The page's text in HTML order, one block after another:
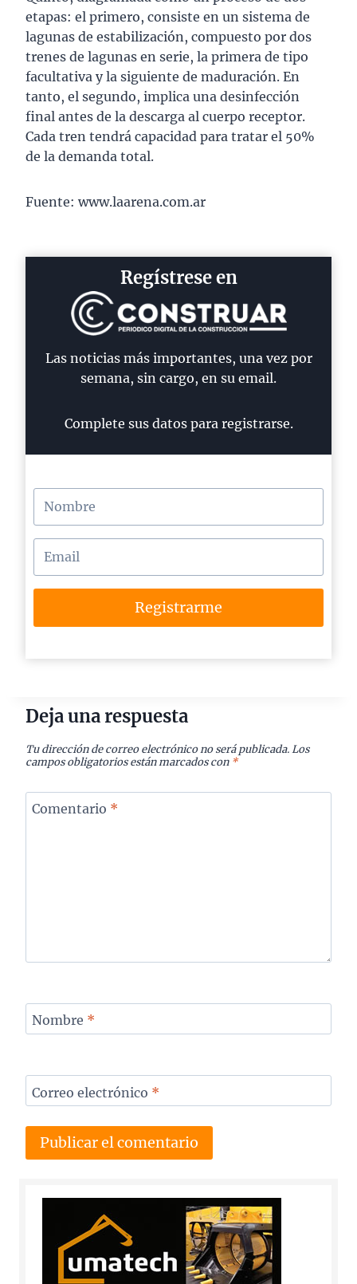
etapas: el primero, consiste en un sistema de
lagunas de estabilización, compuesto por dos
trenes de lagunas en serie, la primera de tipo
facultativa y la siguiente de maduración. En
tanto, el segundo, implica una desinfección
final antes de la descarga al cuerpo receptor.
Cada tren tendrá capacidad para tratar el 50%
de la demanda total.
Fuente: www.laarena.com.ar
Regístrese en
Las noticias más importantes, una vez por
semana, sin cargo, en su email.
Complete sus datos para registrarse.
Registrarme
Deja una respuesta
Tu dirección de correo electrónico no será publicada. Los
campos obligatorios están marcados con *
Comentario *
Nombre *
Correo electrónico *